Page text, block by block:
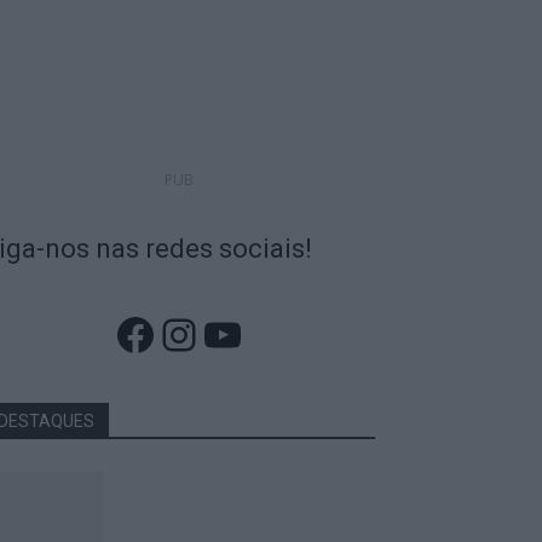
nos nas redes sociais!
Facebook
Instagram
YouTube